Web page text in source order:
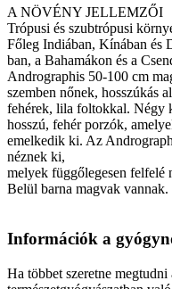
A NÖVÉNY JELLEMZŐI
Trópusi és szubtrópusi
Főleg Indiában, Kínában és
ban, a Bahamákon és a
Andrographis 50-100 cm
szemben nőnek, hosszúkás
fehérek, lila foltokkal. Négy
hosszú, fehér porzók,
emelkedik ki. Az
néznek ki,
melyek függőlegesen felfelé
Belül barna magvak vannak.
Információk a
Ha többet szeretne